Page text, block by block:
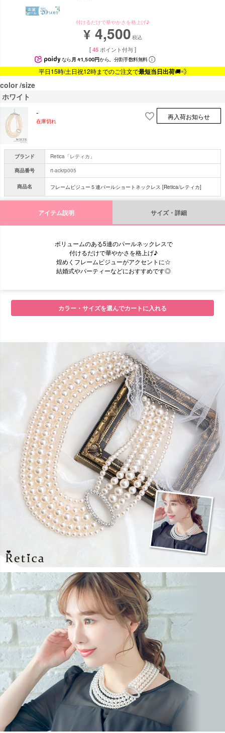
付けるだけで華やかさを格上げ♪
¥ 4,500 税込
[ 45 ポイント付与 ]
なら 月々1,500円から。分割手数料無料
平日15時/土日祝12時までのご注文で最短当日出荷🚚💨
color size
ホワイト
-
在庫切れ
再入荷お知らせ
ブランド
Retica「レティカ」
商品番号
rt-ackrp005
商品名 フレームビジュー５連パールショートネックレス [Retica/レティカ]
アイテム説明 サイズ・詳細
ボリュームのある5連のパールネックレスで
付けるだけで華やかさを格上げ♪
煌めくフレームビジューがアクセントに☆
結婚式やパーティーなどにおすすめです◎
■注意事項
カラー・サイズを選んでカートに入れる